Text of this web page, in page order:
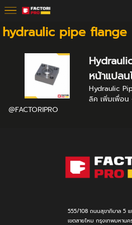
hydraulic pipe flange
หน้าแปลน
Hydraulic
ลิค เพิ่มเพื่อ
@FACTORIPRO
555/108 ถนนสุขาภิบาล 5 แ
เขตสายไหม กรุงเทพมหานค